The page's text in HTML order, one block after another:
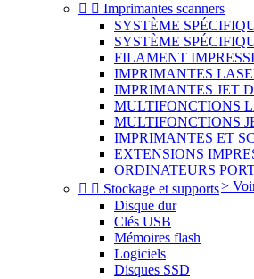
  Imprimantes scanners
SYSTÈME
SYSTÈME
FILAMENT
IMPRIMANTES
IMPRIMANTES JET
MULTIFONCTIONS
MULTIFONCTIONS
IMPRIMANTES ET
EXTENSIONS
ORDINATEURS
>
  Stockage et supports
Disque dur
Clés USB
Mémoires flash
Logiciels
Disques SSD